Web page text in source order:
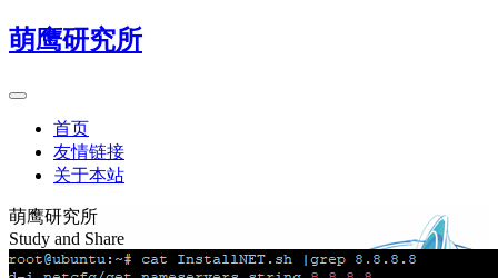
萌鹰研究所
首页
友情链接
关于本站
萌鹰研究所
Study and Share